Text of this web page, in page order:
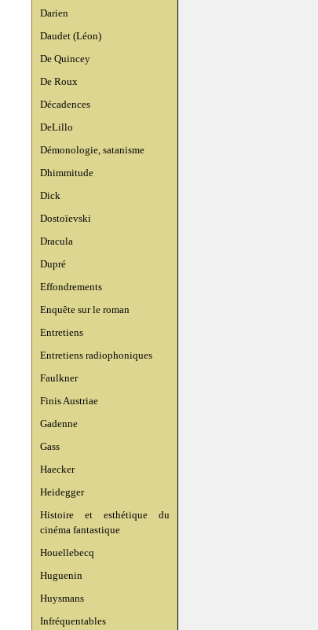
Darien
Daudet (Léon)
De Quincey
De Roux
Décadences
DeLillo
Démonologie, satanisme
Dhimmitude
Dick
Dostoïevski
Dracula
Dupré
Effondrements
Enquête sur le roman
Entretiens
Entretiens radiophoniques
Faulkner
Finis Austriae
Gadenne
Gass
Haecker
Heidegger
Histoire et esthétique du
cinéma fantastique
Houellebecq
Huguenin
Huysmans
Infréquentables